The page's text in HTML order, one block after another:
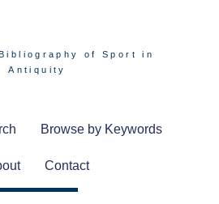
of Sport in
Antiquity
Browse by Keywords
Contact